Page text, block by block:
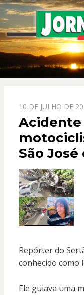
PPOSTADO
EM
10 DE JULHO DE
Acidente
São José
Repórter do
conhecido como
Ele guiava uma